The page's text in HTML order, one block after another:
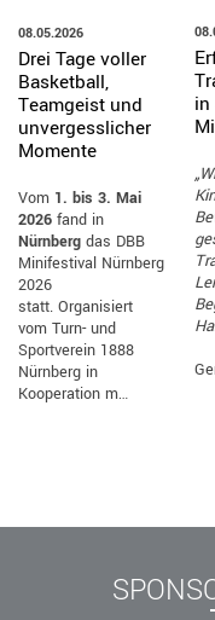
08.05.2026
Drei Tage voller
Basketball,
Teamgeist und
unvergesslicher
Momente
Vom 1. bis 3. Mai
2026 fand in
Nürnberg das DBB
Minifestival Nürnberg
2026
statt. Organisiert
vom Turn- und
Sportverein 1888
Nürnberg in
Kooperation m…
in